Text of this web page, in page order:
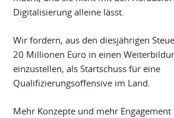
Digitalisierung alleine lässt.
Wir fordern, aus den diesjährigen
20 Millionen Euro in einen
einzustellen, als Startschuss für eine
Qualifizierungsoffensive im Land.
Mehr Konzepte und mehr